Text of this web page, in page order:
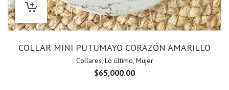
COLLAR MINI PUTUMAYO CORAZÓN AMARILLO
Collares, Lo último, Mujer
$65,000.00